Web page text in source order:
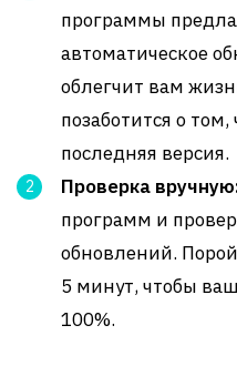
программы
автоматическое
облегчит вам
позаботится о
последняя версия.
Проверка
программ и
обновлений.
5 минут, чтобы
100%.